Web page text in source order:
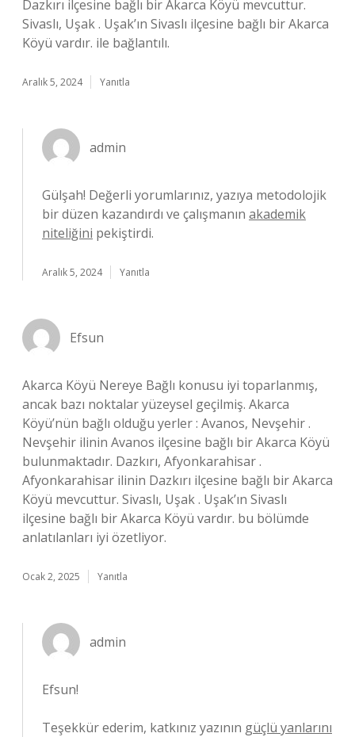
Dazkırı ilçesine bağlı bir Akarca Köyü mevcuttur.
Sivaslı, Uşak . Uşak’ın Sivaslı ilçesine bağlı bir Akarca
Köyü vardır. ile bağlantılı.
Aralık 5, 2024 Yanıtla
admin
Gülşah! Değerli yorumlarınız, yazıya metodolojik
bir düzen kazandırdı ve çalışmanın akademik
niteliğini pekiştirdi.
Aralık 5, 2024 Yanıtla
Efsun
Akarca Köyü Nereye Bağlı konusu iyi toparlanmış,
ancak bazı noktalar yüzeysel geçilmiş. Akarca
Köyü’nün bağlı olduğu yerler : Avanos, Nevşehir .
Nevşehir ilinin Avanos ilçesine bağlı bir Akarca Köyü
bulunmaktadır. Dazkırı, Afyonkarahisar .
Afyonkarahisar ilinin Dazkırı ilçesine bağlı bir Akarca
Köyü mevcuttur. Sivaslı, Uşak . Uşak’ın Sivaslı
ilçesine bağlı bir Akarca Köyü vardır. bu bölümde
anlatılanları iyi özetliyor.
Ocak 2, 2025 Yanıtla
admin
Efsun!
Teşekkür ederim, katkınız yazının güçlü yanlarını